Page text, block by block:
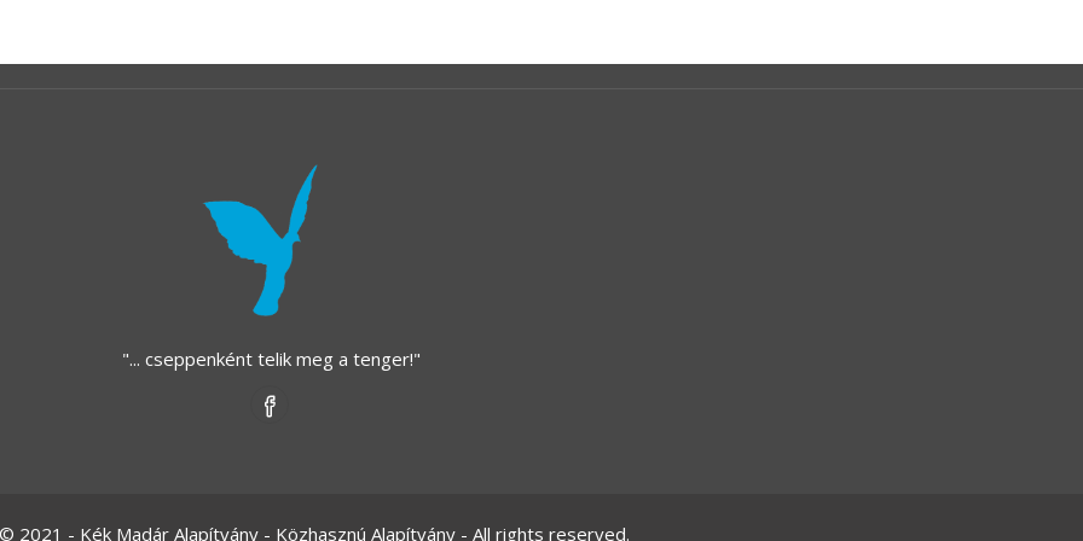
"... cseppenként telik meg a tenger!"
2021 - Kék Madár Alapítvány - Közhasznú Alapítvány - All rights reserved.